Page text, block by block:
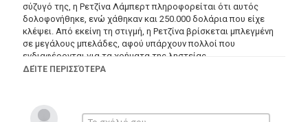
σύζυγό της, η Ρετζίνα Λάμπερτ πληροφορείται ότι αυτός
δολοφονήθηκε, ενώ χάθηκαν και 250.000 δολάρια που είχε
κλέψει. Από εκείνη τη στιγμή, η Ρετζίνα βρίσκεται μπλεγμένη
σε μεγάλους μπελάδες, αφού υπάρχουν πολλοί που
ενδιαφέρονται για τα χρήματα της ληστείας.
---Περισσότερα εδώ:
Κατηγορίες
ΔΕΊΤΕ ΠΕΡΙΣΣΌΤΕΡΑ